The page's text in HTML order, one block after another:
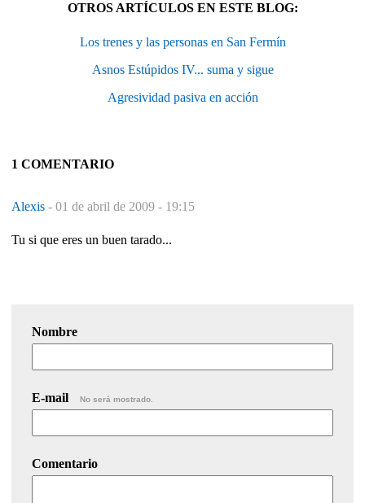
OTROS ARTÍCULOS EN ESTE BLOG:
Los trenes y las personas en San Fermín
Asnos Estúpidos IV... suma y sigue
Agresividad pasiva en acción
1 COMENTARIO
Alexis - 01 de abril de 2009 - 19:15
Tu si que eres un buen tarado...
Nombre
E-mail No será mostrado.
Comentario